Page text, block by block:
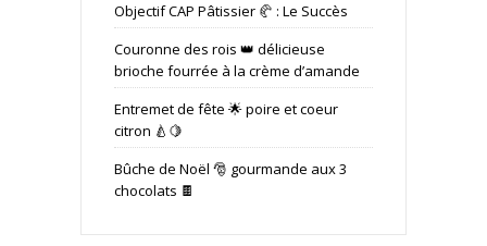
Objectif CAP Pâtissier 🥐 : Le Succès
Couronne des rois 👑 délicieuse
brioche fourrée à la crème d’amande
Entremet de fête 🌟 poire et coeur
citron 🍐🍋
Bûche de Noël 🎅 gourmande aux 3
chocolats 🍫